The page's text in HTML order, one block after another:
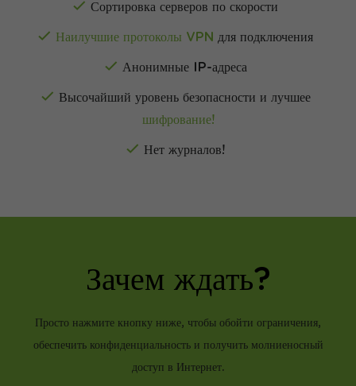
Сортировка серверов по скорости
Наилучшие протоколы VPN для подключения
Анонимные IP-адреса
Высочайший уровень безопасности и лучшее
шифрование!
Нет журналов!
Зачем ждать?
Просто нажмите кнопку ниже, чтобы обойти ограничения,
обеспечить конфиденциальность и получить молниеносный
доступ в Интернет.